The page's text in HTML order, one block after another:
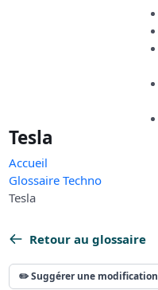
Tesla
Accueil
Glossaire Techno
Tesla
Retour au glossaire
✏️ Suggérer une modification